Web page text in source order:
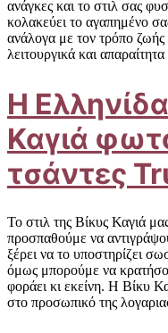
ανάγκες και το στιλ σας
κολακεύει το αγαπημένο
ανάλογα με τον τρόπο ζωής
λειτουργικά και
Η
Καγιά
τσάντες
Το στιλ της Βίκυς Καγιά
προσπαθούμε να
ξέρει να το υποστηρίζει
όμως μπορούμε να
φοράει κι εκείνη. Η Βίκυ
στο προσωπικό της